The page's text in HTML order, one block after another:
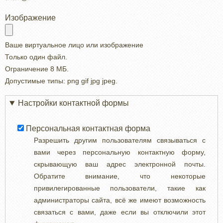
Изображение
Ваше виртуальное лицо или изображение
Только один файл.
Ограничение 8 МБ.
Допустимые типы: png gif jpg jpeg.
Настройки контактной формы
Персональная контактная форма
Разрешить другим пользователям связываться с
вами через персональную контактную форму,
скрывающую ваш адрес электронной почты.
Обратите внимание, что некоторые
привилегированные пользователи, такие как
администраторы сайта, всё же имеют возможность
связаться с вами, даже если вы отключили этот